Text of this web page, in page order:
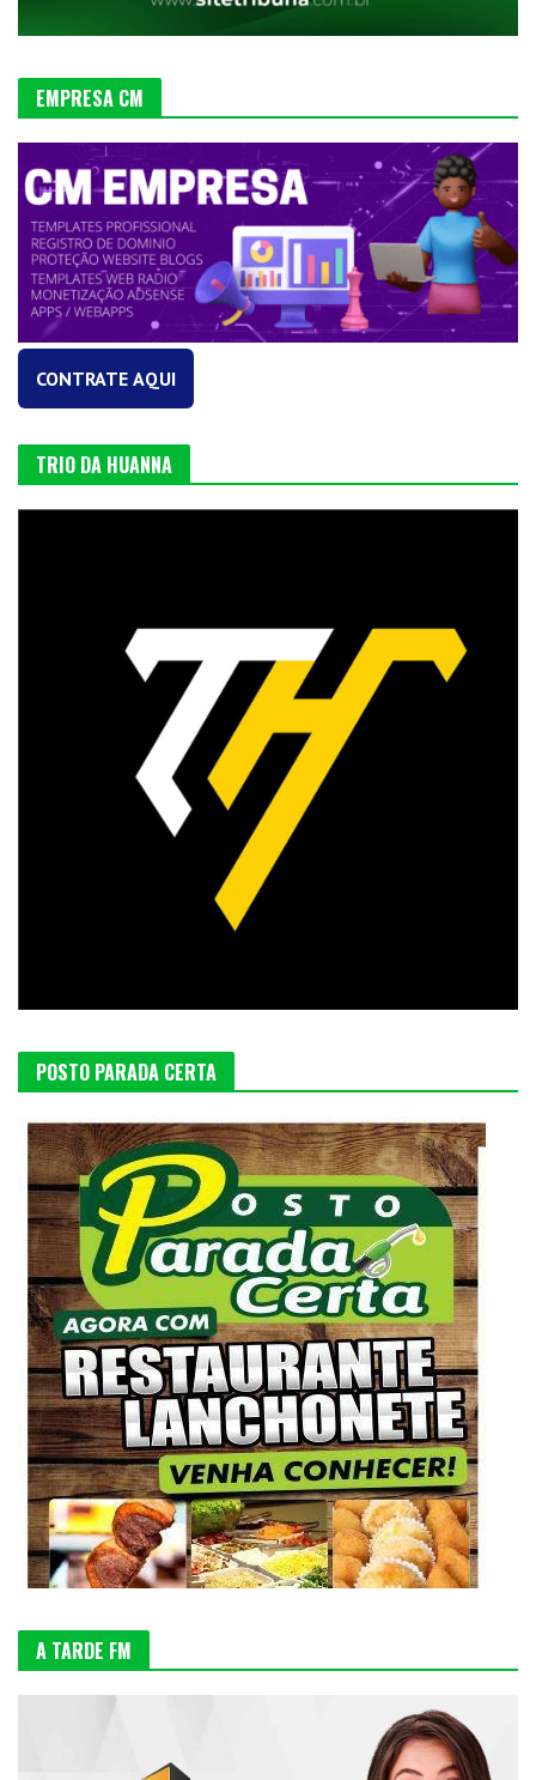
EMPRESA CM
CONTRATE AQUI
TRIO DA HUANNA
POSTO PARADA CERTA
A TARDE FM